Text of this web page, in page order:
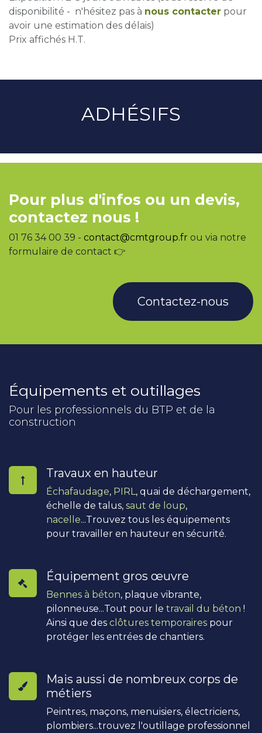
disponibilité - n'hésitez pas à nous contacter pour
avoir une estimation des délais)
Prix affichés H.T.
ADHÉSIFS
Pour plus d'infos ou un devis,
contactez nous !
01 76 34 00 39 - contact@cmtgroup.fr ou via notre
formulaire de contact 👉
Contactez-nous
Équipements et outillages
Pour les professionnels du BTP et de la
construction
Travaux en hauteur
Échafaudage, PIRL, quai de déchargement,
échelle de talus, saut de loup,
nacelle...Trouvez tous les équipements
pour travailler en hauteur en sécurité.
Équipement gros œuvre
Bennes à béton, plaque vibrante,
pilonneuse...Tout pour le travail du béton !
Ainsi que des clôtures temporaires pour
protéger les entrées de chantiers.
Mais aussi de nombreux corps de
métiers
Peintres, maçons, menuisiers, électriciens,
plombiers...trouvez l'outillage professionnel